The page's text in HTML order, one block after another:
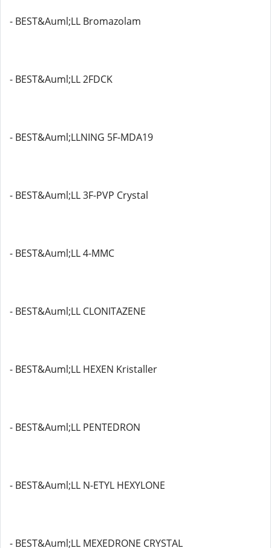
- BEST&Auml;LL Bromazolam
- BEST&Auml;LL 2FDCK
- BEST&Auml;LLNING 5F-MDA19
- BEST&Auml;LL 3F-PVP Crystal
- BEST&Auml;LL 4-MMC
- BEST&Auml;LL CLONITAZENE
- BEST&Auml;LL HEXEN Kristaller
- BEST&Auml;LL PENTEDRON
- BEST&Auml;LL N-ETYL HEXYLONE
- BEST&Auml;LL MEXEDRONE CRYSTAL